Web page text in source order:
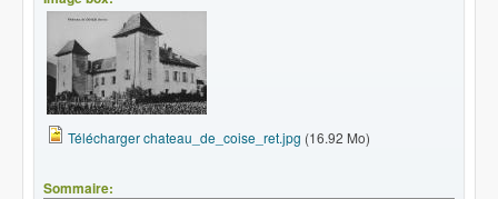
Télécharger chateau_de_coise_ret.jpg (16.92 Mo)
Sommaire: